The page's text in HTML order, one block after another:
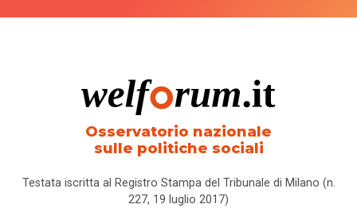
Osservatorio nazionale
sulle politiche sociali
Testata iscritta al Registro Stampa del Tribunale di Milano (n.
227, 19 luglio 2017)